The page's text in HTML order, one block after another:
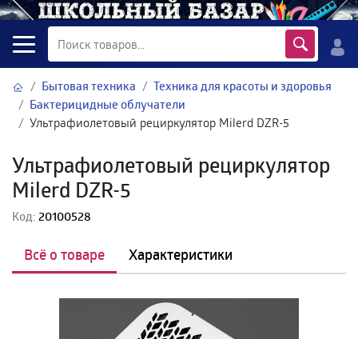
Бытовая техника
Техника для красоты и здоровья
Бактерицидные облучатели
Ультрафиолетовый рециркулятор Milerd DZR-5
Ультрафиолетовый рециркулятор
Milerd DZR-5
Код:20100528
Всё о товаре Характеристики